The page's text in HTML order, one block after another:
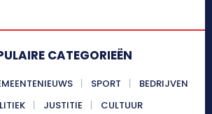
CATEGORIEËN
SPORT
BEDRIJVEN
JUSTITIE CULTUUR